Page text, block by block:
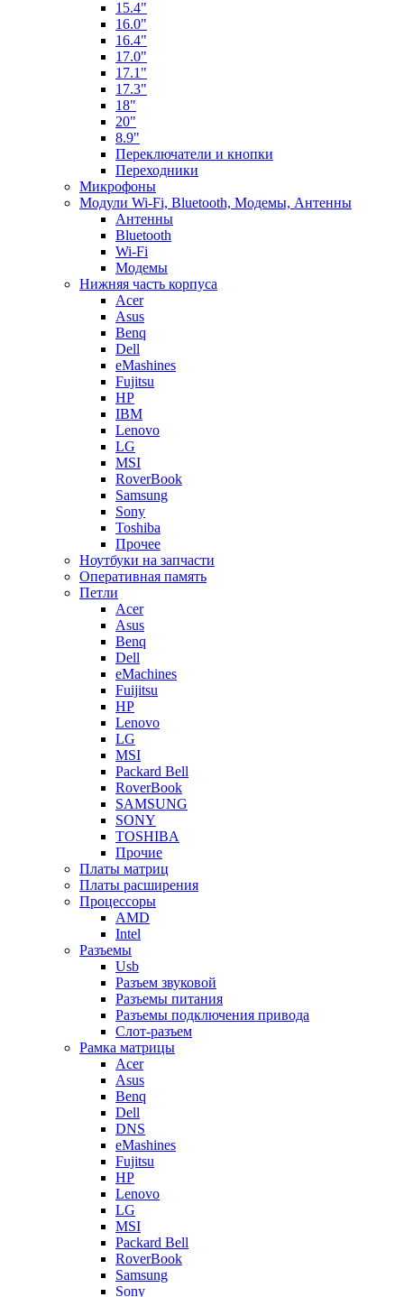
15.4"
16.0"
16.4"
17.0"
17.1"
17.3"
18"
20"
8.9"
Переключатели и кнопки
Переходники
Микрофоны
Модули Wi-Fi, Bluetooth, Модемы, Антенны
Aнтенны
Bluetooth
Wi-Fi
Модемы
Нижняя часть корпуса
Acer
Asus
Benq
Dell
eMashines
Fujitsu
HP
IBM
Lenovo
LG
MSI
RoverBook
Samsung
Sony
Toshiba
Прочее
Ноутбуки на запчасти
Оперативная память
Петли
Acer
Asus
Benq
Dell
eMachines
Fuijitsu
HP
Lenovo
LG
MSI
Packard Bell
RoverBook
SAMSUNG
SONY
TOSHIBA
Прочие
Платы матриц
Платы расширения
Процессоры
AMD
Intel
Разъемы
Usb
Разъем звуковой
Разъемы питания
Разъемы подключения привода
Слот-разъем
Рамка матрицы
Acer
Asus
Benq
Dell
DNS
eMashines
Fujitsu
HP
Lenovo
LG
MSI
Packard Bell
RoverBook
Samsung
Sony